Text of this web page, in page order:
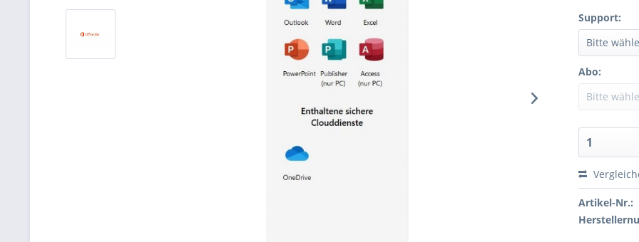
Support:
Abo:
Artikel-Nr.: